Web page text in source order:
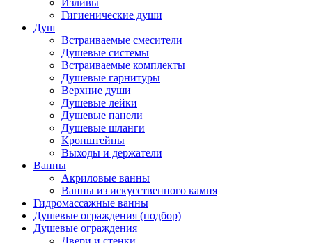
Изливы
Гигиенические души
Душ
Встраиваемые смесители
Душевые системы
Встраиваемые комплекты
Душевые гарнитуры
Верхние души
Душевые лейки
Душевые панели
Душевые шланги
Кронштейны
Выходы и держатели
Ванны
Акриловые ванны
Ванны из искусственного камня
Гидромассажные ванны
Душевые ограждения (подбор)
Душевые ограждения
Двери и стенки